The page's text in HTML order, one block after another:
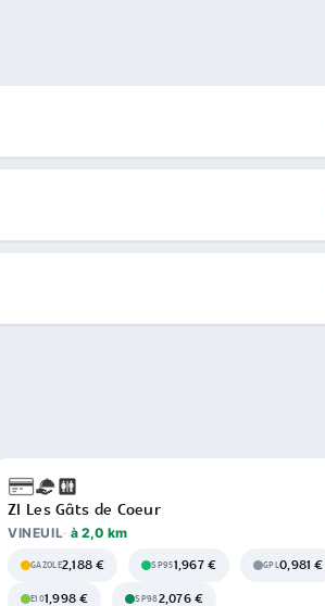
ZI Les Gâts de Coeur
VINEUIL à 2,0 km
GAZOLE2,188 € SP951,967 € GPL0,981 €
E101,998 € SP982,076 €